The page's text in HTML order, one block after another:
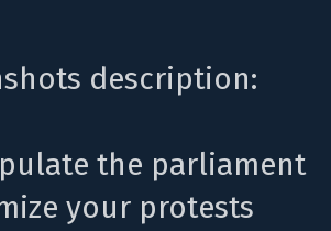
description:
the parliament
your protests